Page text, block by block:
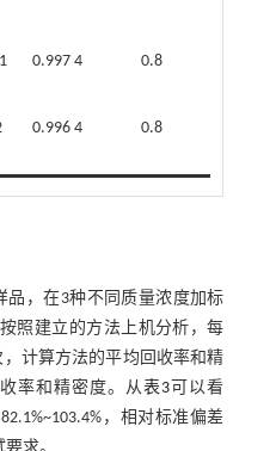
0.997 4 0.8
0.996 4 0.8
品，在3种不同质量浓度加标
照建立的方法上机分析，每
计算方法的平均回收率和精
率和精密度。从表3 可以看
，相对标准偏差